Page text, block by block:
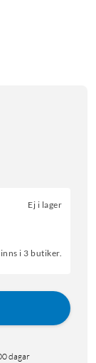
Ej i lager
i 3 butiker.
dagar